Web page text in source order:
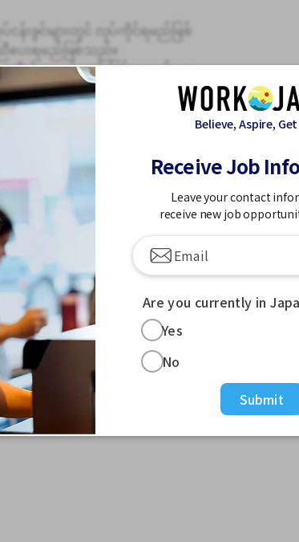
းခွင်များတွင် လုပ်ကိုင်ရမည်ဖြစ်
ညီပေးရမည်ဖြစ်သည်။
များရှင်းလင်းခြင်း၊ ပစ္စည်းများ
င်းကဲ့သို့သော ရိုးရှင်းပြီး သင်ယူရလွယ်ကူ
အတူ လုပ်ကိုင်ရမည်ဖြစ်သည်။
းကျင်တွင် သက်တောင့်သက်သာအလုပ်
ျား သို့မဟုတ် အတွေ့အကြုံမရှိဘဲ
။
ောကြောင့် မေးခွန်း
သည့် လေထုတစ်ခုရှိသည်။
း
Believe, Aspire,
Receive Job
Leave your contact
receive new job
Are you currently in
Yes
No
Submit